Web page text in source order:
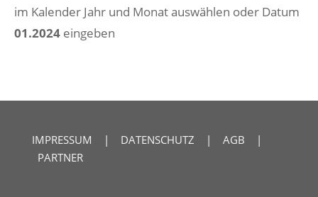
im Kalender Jahr und Monat auswählen oder Datum
01.2024eingeben
IMPRESSUM | DATENSCHUTZ | AGB |
PARTNER